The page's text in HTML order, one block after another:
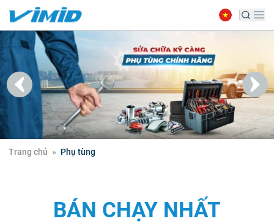
Trang chủ » Phụ tùng
BÁN CHẠY NHẤT